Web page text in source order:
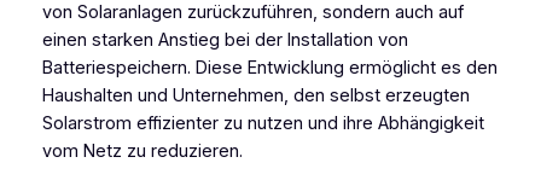
von Solaranlagen zurückzuführen, sondern auch auf
einen starken Anstieg bei der Installation von
Batteriespeichern. Diese Entwicklung ermöglicht es den
Haushalten und Unternehmen, den selbst erzeugten
Solarstrom effizienter zu nutzen und ihre Abhängigkeit
vom Netz zu reduzieren.